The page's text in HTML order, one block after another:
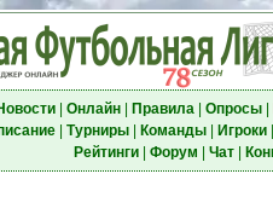
| Онлайн| Правила| Опросы|
| Турниры| Команды| Игроки|
Рейтинги| Форум Чат|